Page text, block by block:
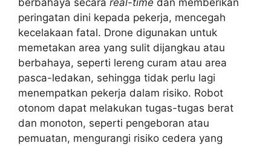
peringatan dini kepada pekerja, mencegah
kecelakaan fatal. Drone digunakan untuk
memetakan area yang sulit dijangkau atau
berbahaya, seperti lereng curam atau area
pasca-ledakan, sehingga tidak perlu lagi
menempatkan pekerja dalam risiko. Robot
otonom dapat melakukan tugas-tugas berat
dan monoton, seperti pengeboran atau
pemuatan, mengurangi risiko cedera yang